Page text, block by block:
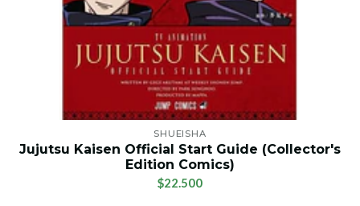
SHUEISHA
Jujutsu Kaisen Official Start Guide (Collector's
Edition Comics)
$22.500